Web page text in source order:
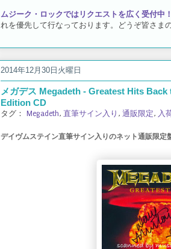
ムジーク・ロックではリクエストを広く受付中！
れを優先して行なっております。どうぞ皆さま
2014年12月30日火曜日
メガデス Megadeth - Greatest Hits
Edition CD
タグ： Megadeth, 直筆サイン入り , 通販限定, 入
デイヴムステイン直筆サイン入りのネット通販限定